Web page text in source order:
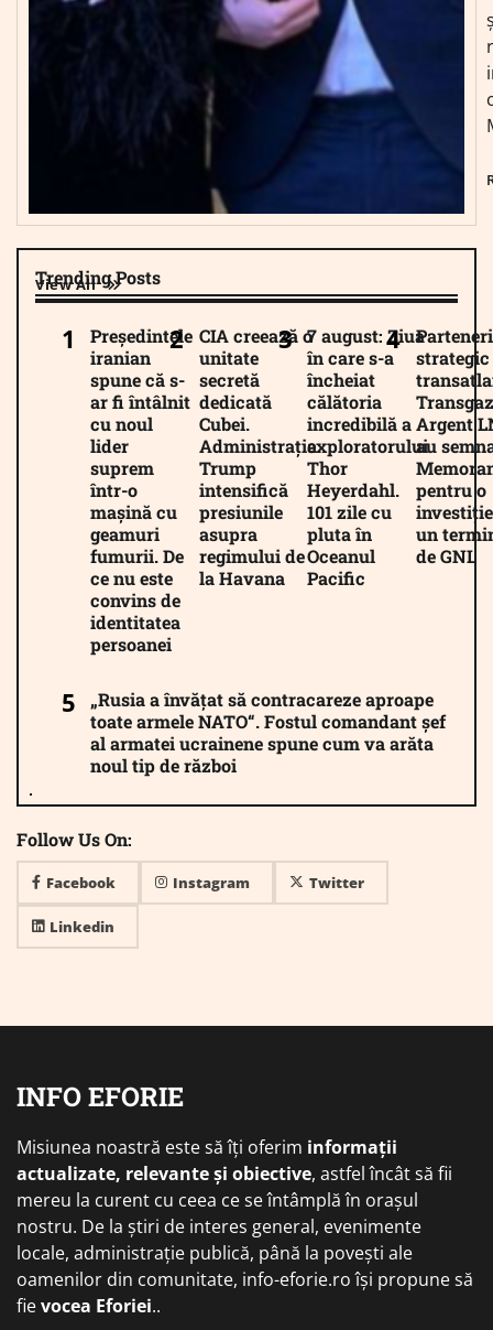
Trending Posts
View All
Președintele
iranian
spune că s-
ar fi întâlnit
cu noul
lider
suprem
într-o
mașină cu
geamuri
fumurii. De
ce nu este
convins de
identitatea
persoanei
CIA creează o
unitate
secretă
dedicată
Cubei.
Administrația
Trump
intensifică
presiunile
asupra
regimului de
la Havana
7 august: Ziua
în care s-a
încheiat
călătoria
incredibilă a
exploratorului
Thor
Heyerdahl.
101 zile cu
pluta în
Oceanul
Pacific
strategic
Argent
au
pentru o
un
de GNL
„Rusia a învățat să contracareze aproape
toate armele NATO“. Fostul comandant șef
al armatei ucrainene spune cum va arăta
noul tip de război
Follow Us On:
Facebook Instagram Twitter
Linkedin
INFO EFORIE
Misiunea noastră este să îți oferim informații
actualizate, relevante și obiective, astfel încât să fii
mereu la curent cu ceea ce se întâmplă în orașul
nostru. De la știri de interes general, evenimente
locale, administrație publică, până la povești ale
oamenilor din comunitate, info-eforie.ro își propune să
fievocea Eforiei..